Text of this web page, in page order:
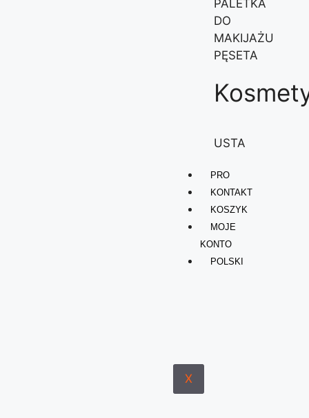
PALETKA
DO
MAKIJAŻU
PĘSETA
USTA
PRO
KONTAKT
KOSZYK
MOJE
KONTO
POLSKI
X